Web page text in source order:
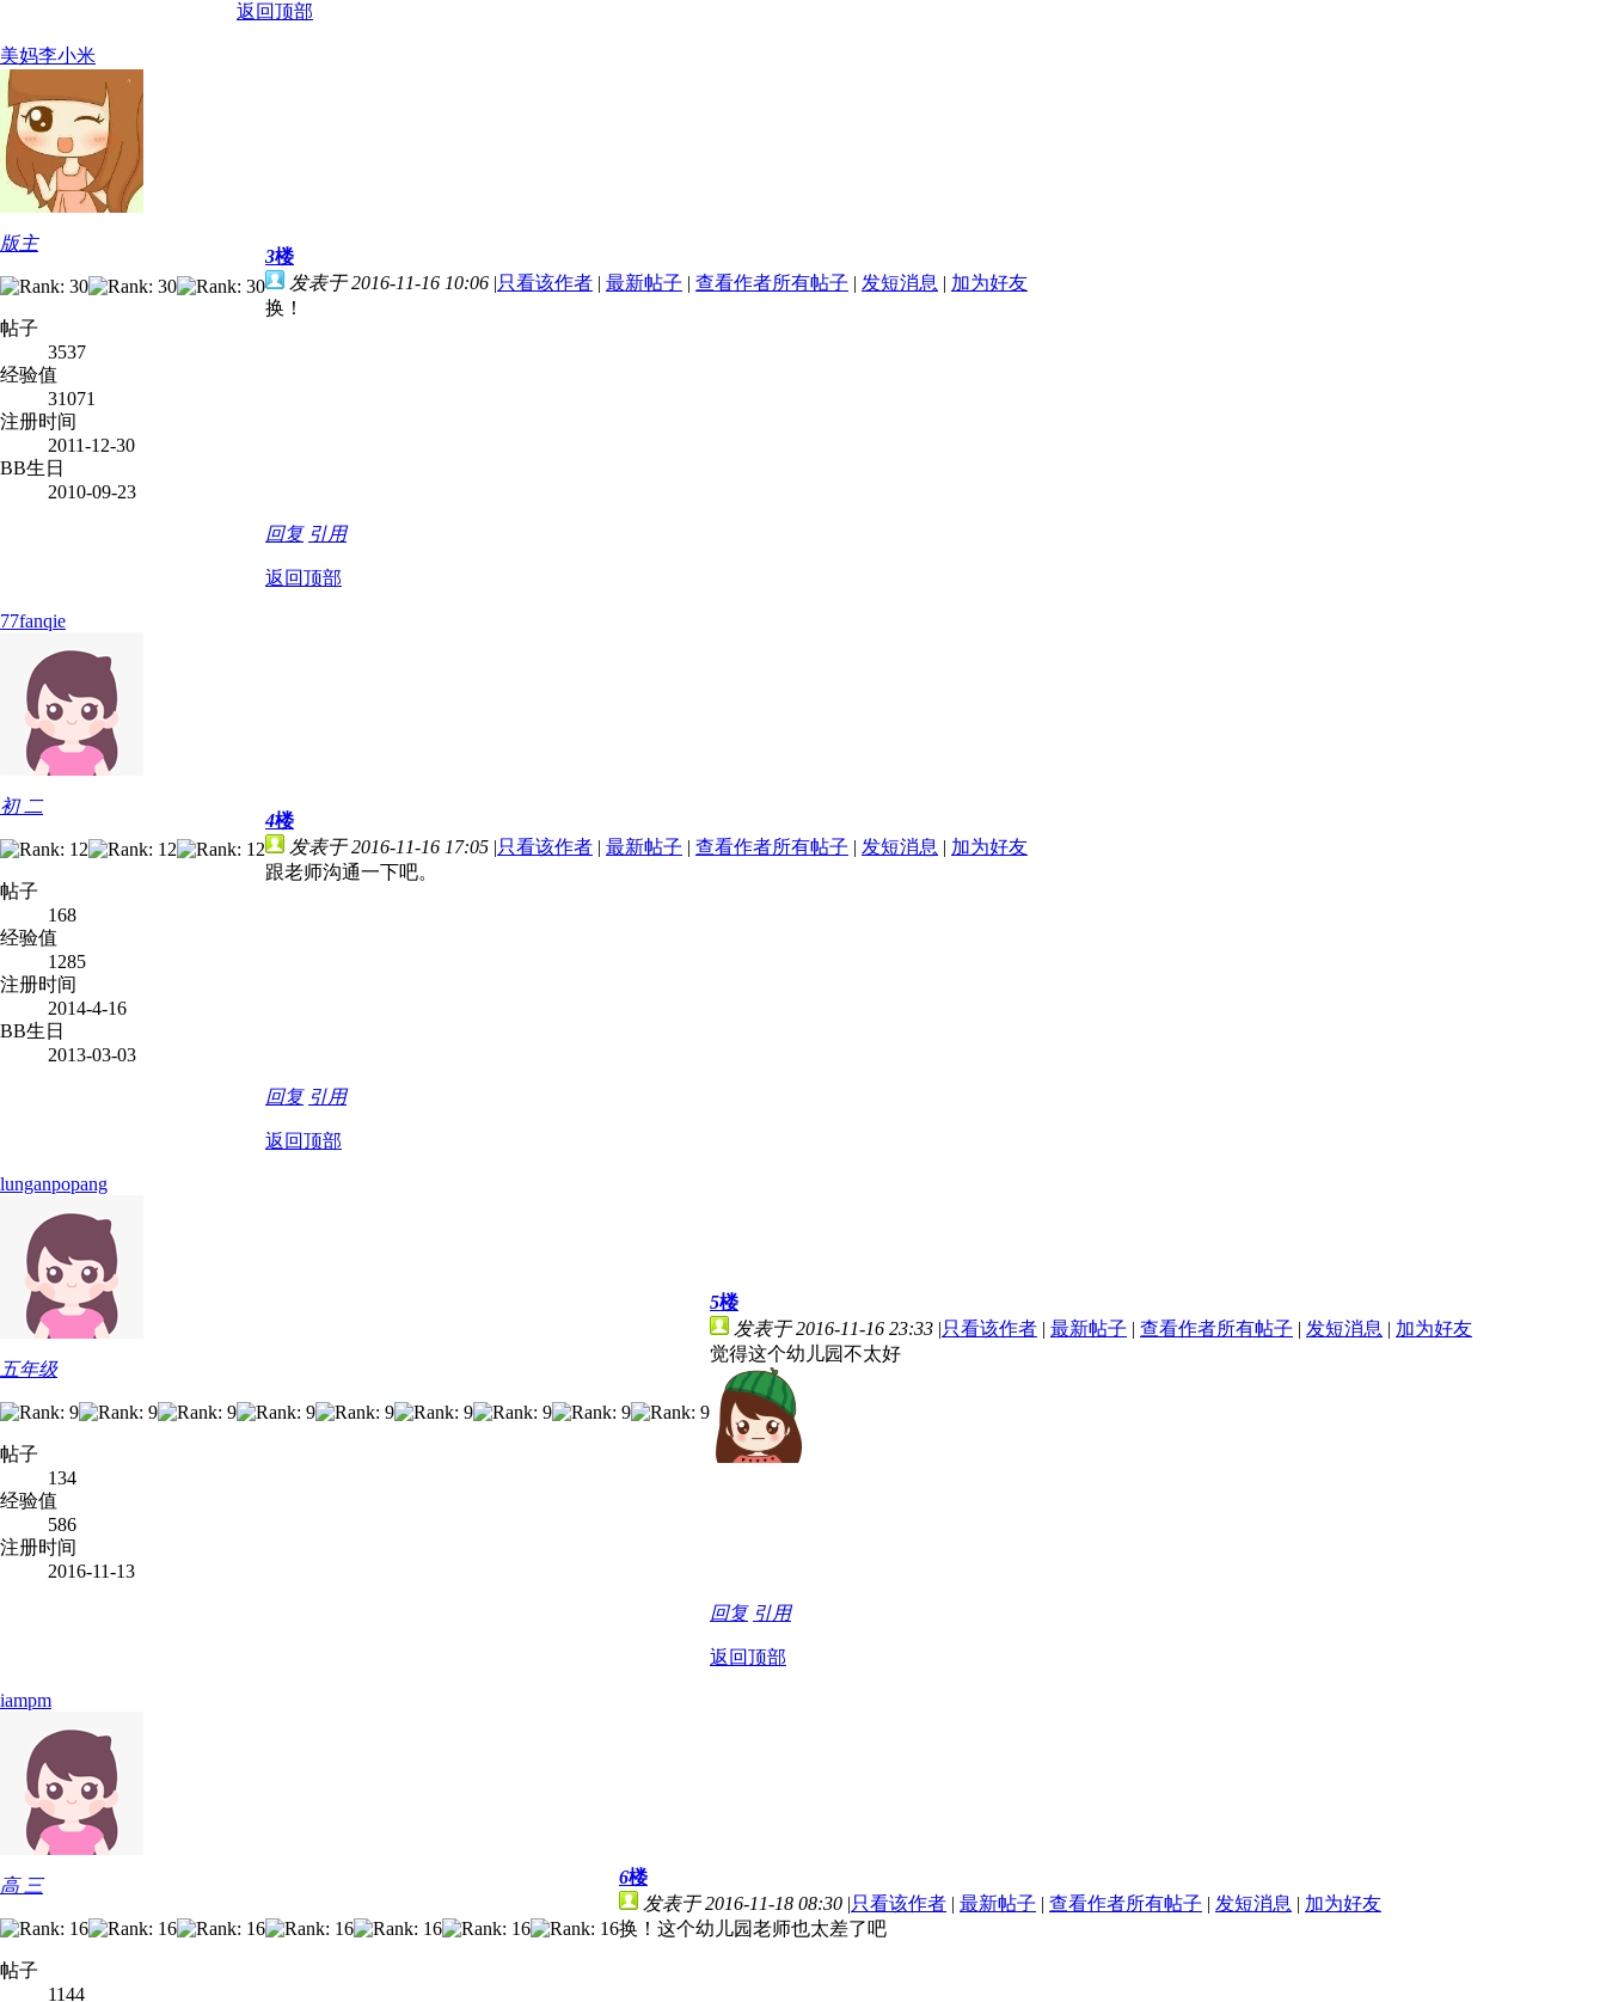
返回顶部
美妈李小米
版主
帖子
3537
经验值
31071
注册时间
2011-12-30
BB生日
2010-09-23
3楼
发表于 2016-11-16 10:06 |只看该作者 | 最新帖子 | 查看作者所有帖子 | 发短消息 | 加为好友
换！
回复 引用
返回顶部
77fanqie
初 二
帖子
168
经验值
1285
注册时间
2014-4-16
BB生日
2013-03-03
4楼
发表于 2016-11-16 17:05 |只看该作者 | 最新帖子 | 查看作者所有帖子 | 发短消息 | 加为好友
跟老师沟通一下吧。
回复 引用
返回顶部
lunganpopang
五年级
帖子
134
经验值
586
注册时间
2016-11-13
5楼
发表于 2016-11-16 23:33 |只看该作者 | 最新帖子 | 查看作者所有帖子 | 发短消息 | 加为好友
觉得这个幼儿园不太好
回复 引用
返回顶部
iampm
高 三
帖子
1144
6楼
发表于 2016-11-18 08:30 |只看该作者 | 最新帖子 | 查看作者所有帖子 | 发短消息 | 加为好友
换！这个幼儿园老师也太差了吧